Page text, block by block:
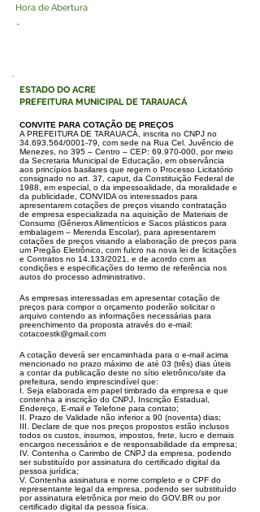
Hora de Abertura
-
ESTADO DO ACRE
PREFEITURA MUNICIPAL DE TARAUACÁ
CONVITE PARA COTAÇÃO DE PREÇOS
A PREFEITURA DE TARAUACÁ, inscrita no CNPJ no
34.693.564/0001-79, com sede na Rua Cel. Juvêncio de
Menezes, no 395 – Centro – CEP: 69.970-000 por meio
da Secretaria Municipal de Educação, em observância
aos princípios basilares que regem o Processo Licitatório
consignado no art. 37, caput, da Constituição Federal de
1988, em especial, o da impessoalidade, da moralidade e
da publicidade, CONVIDA os interessados para
apresentarem cotações de preços visando contratação
de empresa especializada na aquisição de Materiais de
Consumo (Gêneros Alimentícios e Sacos plásticos para
embalagem – Merenda Escolar), para apresentarem
cotações de preços visando a elaboração de preços para
um Pregão Eletrônico, com fulcro na nova lei de licitações
e Contratos no 14.133/2021, e de acordo com as
condições e especificações do termo de referência nos
autos do processo administrativo.
As empresas interessadas em apresentar cotação de
preços para compor o orçamento poderão solicitar o
arquivo contendo as informações necessárias para
preenchimento da proposta através do e-mail:
cotacoestk@gmail.com
A cotação deverá ser encaminhada para o e-mail acima
mencionado no prazo máximo de até 03 (três) dias úteis
a contar da publicação deste no sítio eletrônico/site da
prefeitura, sendo imprescindível que:
I. Seja elaborada em papel timbrado da empresa e que
contenha a inscrição do CNPJ, Inscrição Estadual,
Endereço, E-mail e Telefone para contato;
II. Prazo de Validade não inferior a 90 (noventa) dias;
III. Declare de que nos preços propostos estão inclusos
todos os custos, insumos, impostos, frete, lucro e demais
encargos necessários e de responsabilidade da empresa;
IV. Contenha o Carimbo de CNPJ da empresa, podendo
ser substituído por assinatura do certificado digital da
pessoa jurídica;
V. Contenha assinatura e nome completo e o CPF do
representante legal da empresa, podendo ser substituído
por assinatura eletrônica por meio do GOV.BR ou por
certificado digital da pessoa física.